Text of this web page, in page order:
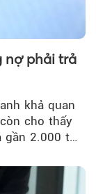
nợ phải trả
khả quan
cho thấy
gần 2.000 tỷ